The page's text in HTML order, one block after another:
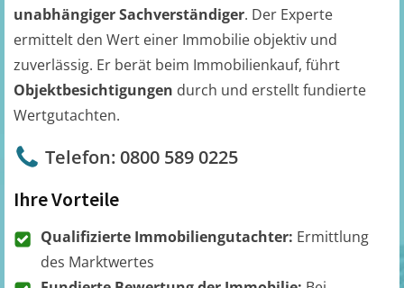
unabhängiger Sachverständiger. Der Experte
ermittelt den Wert einer Immobilie objektiv und
zuverlässig. Er berät beim Immobilienkauf, führt
Objektbesichtigungen durch und erstellt fundierte
Wertgutachten.
Telefon: 0800 589 0225
Ihre Vorteile
Qualifizierte Immobiliengutachter: Ermittlung
des Marktwertes